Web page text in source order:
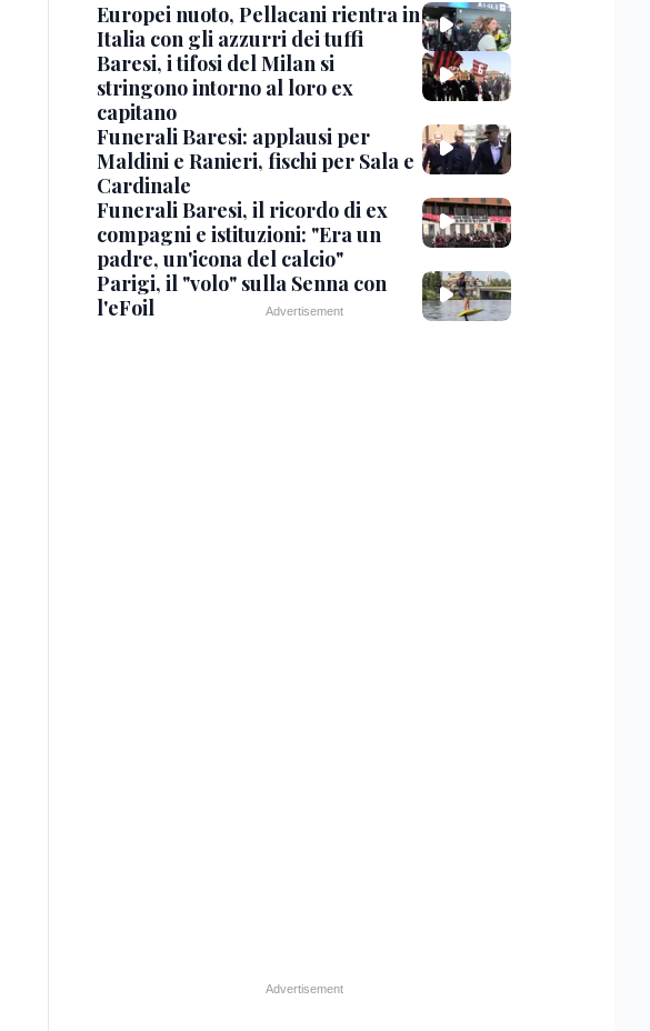
Europei nuoto, Pellacani rientra in
Italia con gli azzurri dei tuffi
Baresi, i tifosi del Milan si
stringono intorno al loro ex
capitano
Funerali Baresi: applausi per
Maldini e Ranieri, fischi per Sala e
Cardinale
Funerali Baresi, il ricordo di ex
compagni e istituzioni: "Era un
padre, un'icona del calcio"
Parigi, il "volo" sulla Senna con
l'eFoil